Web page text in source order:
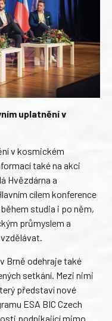
uplatnění v
v kosmickém
také na akci
Hvězdárna a
cílem konference
studia i po něm,
průmyslem a
Brně odehraje také
setkání. Mezi nimi
představí nové
ESA BIC Czech
podnikající mimo